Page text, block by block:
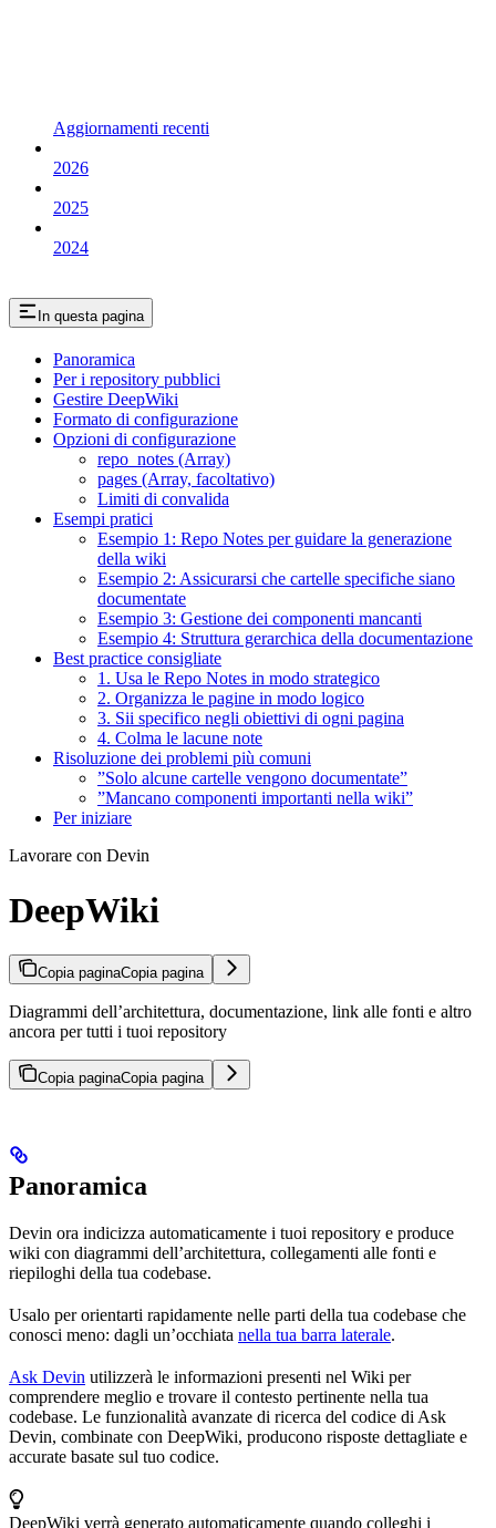
Aggiornamenti recenti
2026
2025
2024
In questa pagina
Panoramica
Per i repository pubblici
Gestire DeepWiki
Formato di configurazione
Opzioni di configurazione
repo_notes (Array)
pages (Array, facoltativo)
Limiti di convalida
Esempi pratici
Esempio 1: Repo Notes per guidare la generazione
della wiki
Esempio 2: Assicurarsi che cartelle specifiche siano
documentate
Esempio 3: Gestione dei componenti mancanti
Esempio 4: Struttura gerarchica della documentazione
Best practice consigliate
1. Usa le Repo Notes in modo strategico
2. Organizza le pagine in modo logico
3. Sii specifico negli obiettivi di ogni pagina
4. Colma le lacune note
Risoluzione dei problemi più comuni
”Solo alcune cartelle vengono documentate”
”Mancano componenti importanti nella wiki”
Per iniziare
Lavorare con Devin
DeepWiki
Copia paginaCopia pagina
Diagrammi dell’architettura, documentazione, link alle fonti e altro
ancora per tutti i tuoi repository
Copia paginaCopia pagina
Panoramica
Devin ora indicizza automaticamente i tuoi repository e produce
wiki con diagrammi dell’architettura, collegamenti alle fonti e
riepiloghi della tua codebase.
Usalo per orientarti rapidamente nelle parti della tua codebase che
conosci meno: dagli un’occhiata nella tua barra laterale.
Ask Devin utilizzerà le informazioni presenti nel Wiki per
comprendere meglio e trovare il contesto pertinente nella tua
codebase. Le funzionalità avanzate di ricerca del codice di Ask
Devin, combinate con DeepWiki, producono risposte dettagliate e
accurate basate sul tuo codice.
DeepWiki verrà generato automaticamente quando colleghi i